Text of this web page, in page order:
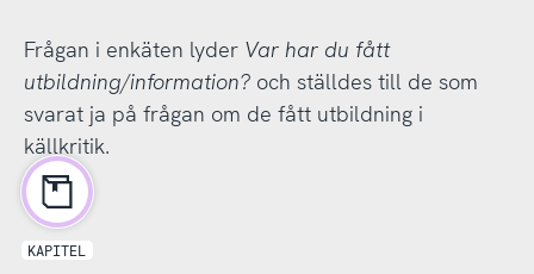
Frågan i enkäten lyder Var har du fått
utbildning/information?och ställdes till de som
svarat ja på frågan om de fått utbildning i
källkritik.
KAPITEL